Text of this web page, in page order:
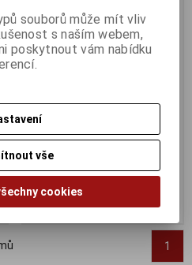
VIGI 4MPx Venkovní Full-Color
Síťová kamera 4G s možností
otáčení a naklápění
3 636 Kč (bez DPH:)
1
souborů může mít vliv
s naším webem,
poskytnout vám nabídku
vše
cookies